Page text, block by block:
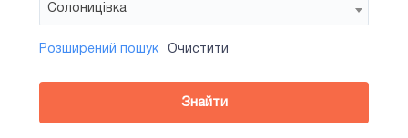
Солоницівка
Район
Сторона
Усi
Розширений пошук Очистити
Знайти